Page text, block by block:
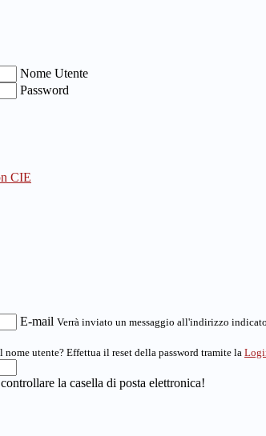
Nome Utente
Password
CIE
E-mail Verrà inviato un messaggio all'indirizzo
nome utente? Effettua il reset della password tramite la
la casella di posta elettronica!